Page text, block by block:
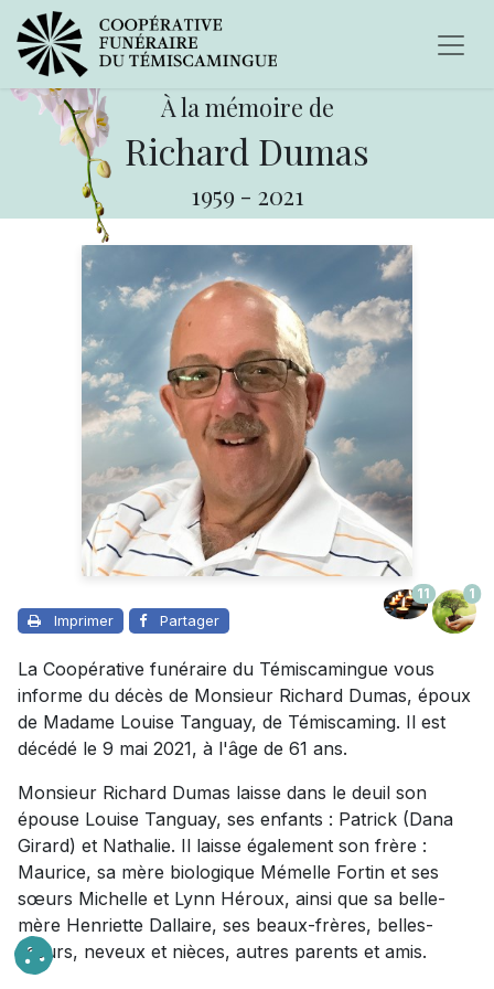
À la mémoire de
Richard Dumas
1959 - 2021
Imprimer Partager
11 1
La Coopérative funéraire du Témiscamingue vous
informe du décès de Monsieur Richard Dumas, époux
de Madame Louise Tanguay, de Témiscaming. Il est
décédé le 9 mai 2021, à l'âge de 61 ans.
Monsieur Richard Dumas laisse dans le deuil son
épouse Louise Tanguay, ses enfants : Patrick (Dana
Girard) et Nathalie. Il laisse également son frère :
Maurice, sa mère biologique Mémelle Fortin et ses
sœurs Michelle et Lynn Héroux, ainsi que sa belle-
mère Henriette Dallaire, ses beaux-frères, belles-
sœurs, neveux et nièces, autres parents et amis.